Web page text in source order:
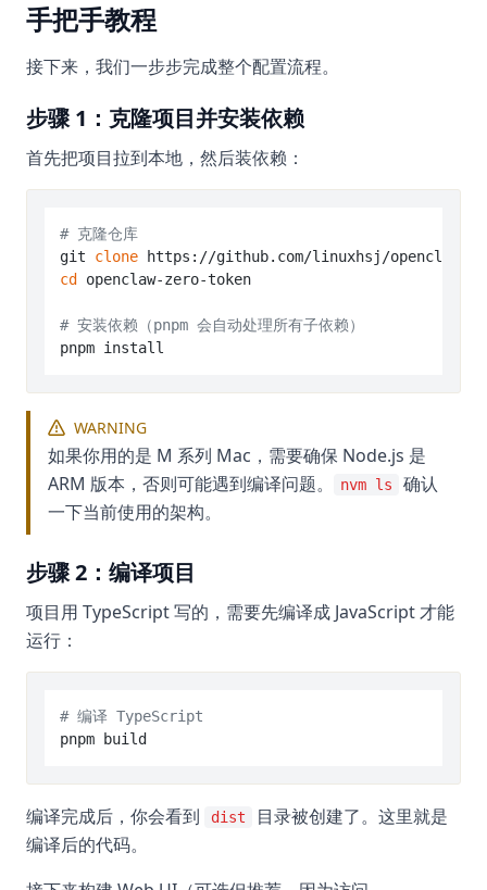
手把手教程
接下来，我们一步步完成整个配置流程。
步骤 1：克隆项目并安装依赖
首先把项目拉到本地，然后装依赖：
# 克隆仓库
git clone
cd
openclaw-zero-token
# 安装依赖（pnpm 会自动处理所有子依赖）
WARNING
如果你用的是 M 系列 Mac，需要确保 Node.js 是
ARM 版本，否则可能遇到编译问题。
nvm ls
确认
一下当前使用的架构。
步骤 2：编译项目
项目用 TypeScript 写的，需要先编译成 JavaScript 才能
运行：
# 编译 TypeScript
编译完成后，你会看到 dist
目录被创建了。这里就是
编译后的代码。